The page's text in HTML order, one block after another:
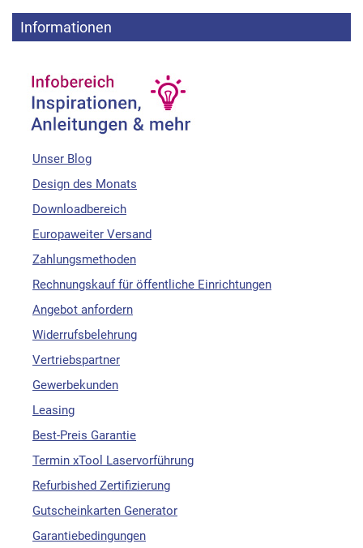
Informationen
Unser Blog
Design des Monats
Downloadbereich
Europaweiter Versand
Zahlungsmethoden
Rechnungskauf für öffentliche Einrichtungen
Angebot anfordern
Widerrufsbelehrung
Vertriebspartner
Gewerbekunden
Leasing
Best-Preis Garantie
Termin xTool Laservorführung
Refurbished Zertifizierung
Gutscheinkarten Generator
Garantiebedingungen